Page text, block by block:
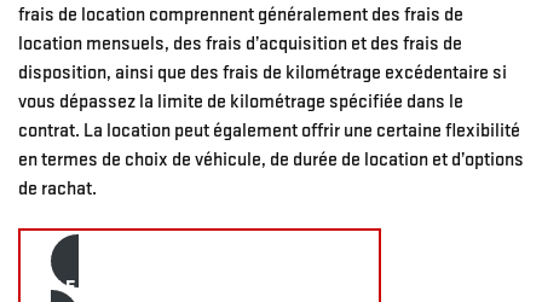
frais de location comprennent généralement des frais de
location mensuels, des frais d’acquisition et des frais de
disposition, ainsi que des frais de kilométrage excédentaire si
vous dépassez la limite de kilométrage spécifiée dans le
contrat. La location peut également offrir une certaine flexibilité
en termes de choix de véhicule, de durée de location et d’options
de rachat.
DEMANDE DE FINANCEMENT